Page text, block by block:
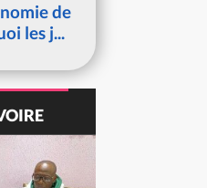
de
les j...